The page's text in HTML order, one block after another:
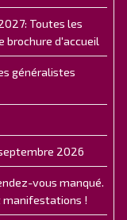
Toutes les
brochure d'accueil
généralistes
2026
vous manqué.
manifestations !